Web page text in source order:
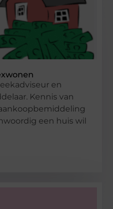
en
Kennis van
een huis wil